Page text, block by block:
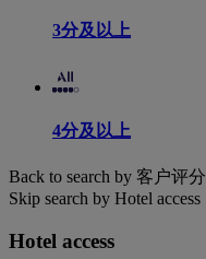
3分及以上
4分及以上
Back to search by 客户评分
Skip search by Hotel access
Hotel access